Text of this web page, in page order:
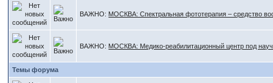
ВАЖНО: МОСКВА: Спектральная фототерапия – средство
ВАЖНО: МОСКВА: Медико-реабилитационный центр под
Темы форума